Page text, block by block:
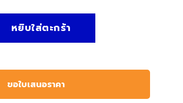
หยิบใส่ตะกร้า
ขอใบเสนอราคา